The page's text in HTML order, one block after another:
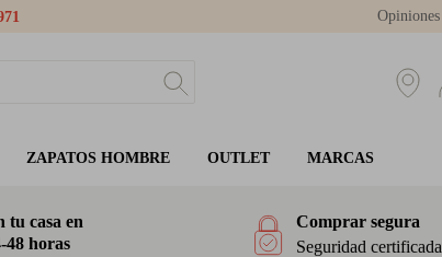
Opiniones
ZAPATOS HOMBRE OUTLET MARCAS
tu casa en
48 horas
Comprar segura
Seguridad certificada